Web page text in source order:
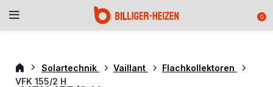
0
Solartechnik Vaillant
Flachkollektoren
VFK 155/2 H